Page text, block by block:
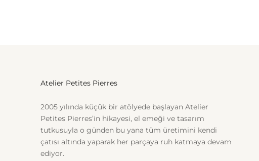
Atelier Petites Pierres
2005 yılında küçük bir atölyede başlayan Atelier
Petites Pierres’in hikayesi, el emeği ve tasarım
tutkusuyla o günden bu yana tüm üretimini kendi
çatısı altında yaparak her parçaya ruh katmaya devam
ediyor.